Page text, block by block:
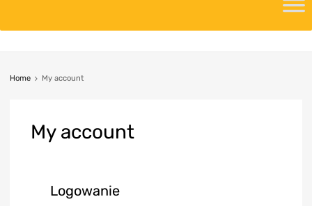
Home My account
Myaccount
Logowanie